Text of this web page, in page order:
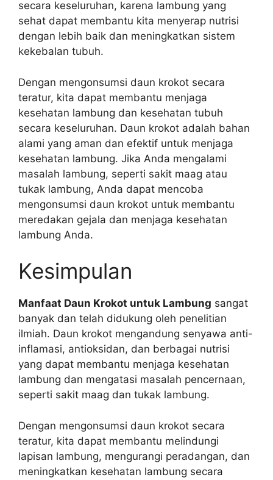
secara keseluruhan, karena lambung yang
sehat dapat membantu kita menyerap nutrisi
dengan lebih baik dan meningkatkan sistem
kekebalan tubuh.
Dengan mengonsumsi daun krokot secara
teratur, kita dapat membantu menjaga
kesehatan lambung dan kesehatan tubuh
secara keseluruhan. Daun krokot adalah bahan
alami yang aman dan efektif untuk menjaga
kesehatan lambung. Jika Anda mengalami
masalah lambung, seperti sakit maag atau
tukak lambung, Anda dapat mencoba
mengonsumsi daun krokot untuk membantu
meredakan gejala dan menjaga kesehatan
lambung Anda.
Kesimpulan
Manfaat Daun Krokot untuk Lambung sangat
banyak dan telah didukung oleh penelitian
ilmiah. Daun krokot mengandung senyawa anti-
inflamasi, antioksidan, dan berbagai nutrisi
yang dapat membantu menjaga kesehatan
lambung dan mengatasi masalah pencernaan,
seperti sakit maag dan tukak lambung.
Dengan mengonsumsi daun krokot secara
teratur, kita dapat membantu melindungi
lapisan lambung, mengurangi peradangan, dan
meningkatkan kesehatan lambung secara